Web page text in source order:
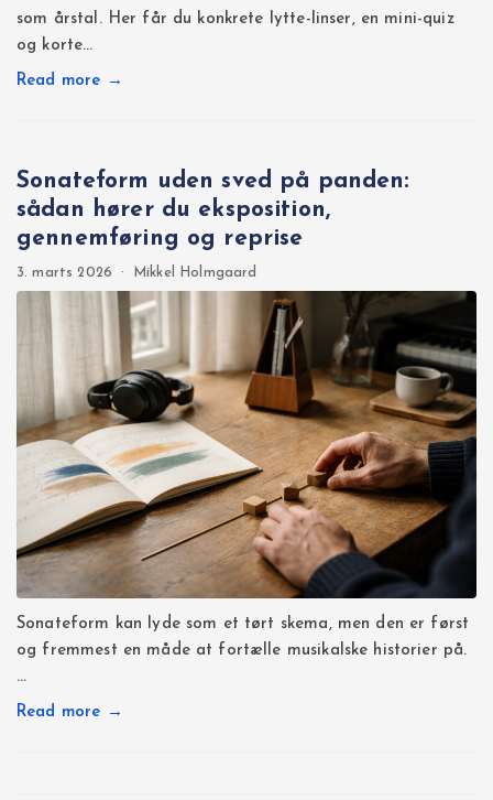
som årstal. Her får du konkrete lytte-linser, en mini-quiz
og korte…
Read more →
Sonateform uden sved på panden:
sådan hører du eksposition,
gennemføring og reprise
3. marts 2026 · Mikkel Holmgaard
Sonateform kan lyde som et tørt skema, men den er først
og fremmest en måde at fortælle musikalske historier på.
…
Read more →